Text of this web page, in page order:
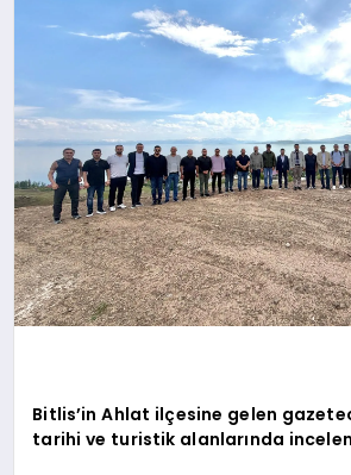
SIYASET
SPOR
YAŞAM
Bitlis’in Ahlat ilçesine gelen
tarihi ve turistik alanlarında